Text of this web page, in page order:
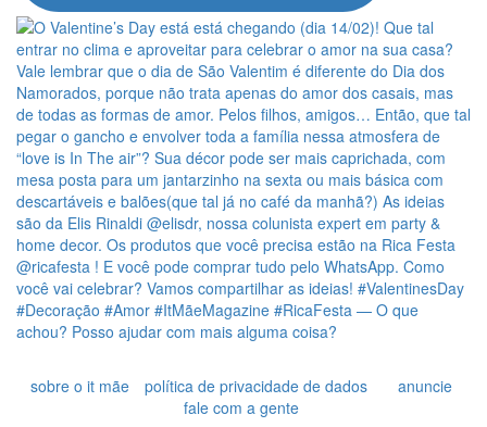
sobre o it mãe política de privacidade de dados
anuncie
fale com a gente